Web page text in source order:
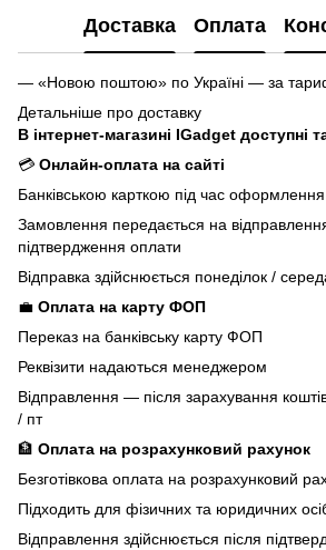
Доставка Оплата
— «Новою поштою» по Україні — за
Детальніше про доставку
В інтернет-магазині IGadget доступні
💳 Онлайн-оплата на сайті
Банківською карткою під час
Замовлення передається на
підтвердження оплати
Відправка здійснюється понеділок /
💼 Оплата на карту ФОП
Переказ на банківську карту ФОП
Реквізити надаються менеджером
Відправлення — після зарахування
/ пт
🏦 Оплата на розрахунковий рахунок
Безготівкова оплата на розрахунковий
Підходить для фізичних та юридичних
Відправлення здійснюється після